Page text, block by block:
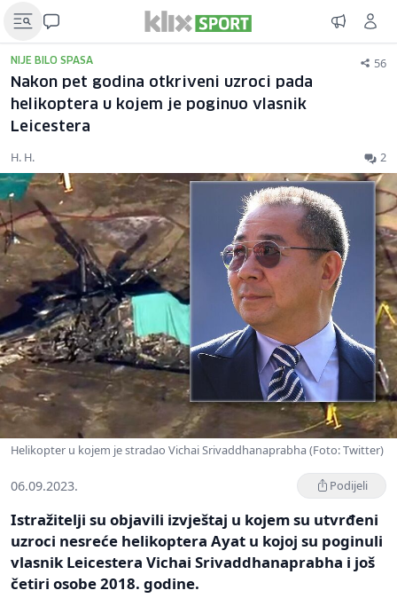
NIJE BILO SPASA 56
Nakon pet godina otkriveni uzroci pada
helikoptera u kojem je poginuo vlasnik
Leicestera
H. H. 2
Helikopter u kojem je stradao Vichai Srivaddhanaprabha (Foto: Twitter)
06.09.2023. Podijeli
Istražitelji su objavili izvještaj u kojem su utvrđeni
uzroci nesreće helikoptera Ayat u kojoj su poginuli
vlasnik Leicestera Vichai Srivaddhanaprabha i još
četiri osobe 2018. godine.